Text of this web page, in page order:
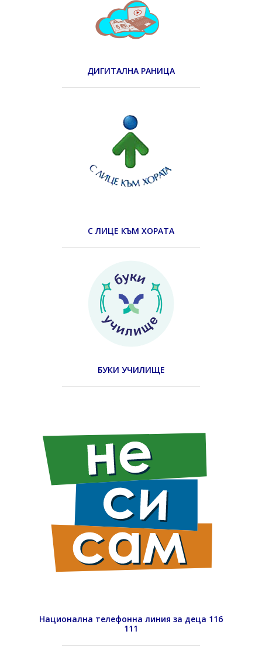
ДИГИТАЛНА РАНИЦА
С ЛИЦЕ КЪМ ХОРАТА
БУКИ УЧИЛИЩЕ
Национална телефонна линия за деца 116
111